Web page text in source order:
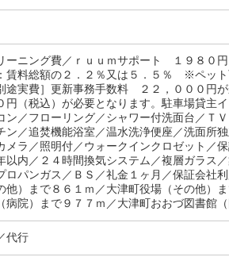
ーニング費／ｒｕｕｍサポート １９８０
賃料総額の２．２％又は５．５％ ※ペッ
途実費］更新事務手数料 ２２，０００円
円（税込）が必要となります。駐車場貸
ン／フローリング／シャワー付洗面台／Ｔ
ン／追焚機能浴室／温水洗浄便座／洗面所
メラ／照明付／ウォークインクロゼット／
以内／２４時間換気システム／複層ガラス
ロパンガス／ＢＳ／礼金１ヶ月／保証会社
他）まで８６１ｍ／大津町役場（その他）
病院）まで９７７ｍ／大津町おおづ図書館
代行